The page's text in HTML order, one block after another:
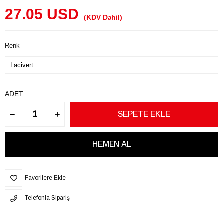
27.05 USD (KDV Dahil)
Renk
ADET
Favorilere Ekle
Telefonla Sipariş